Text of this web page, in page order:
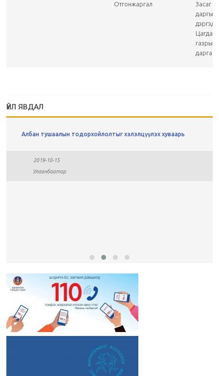
Отгонжаргал
Засаг
даргын
газрын
дарга
ҮЙЛ ЯВДАЛ
Албан тушаалын тодорхойлолтыг хэлэлцүүлэх хуваарь
2019-10-15
Улаанбаатар